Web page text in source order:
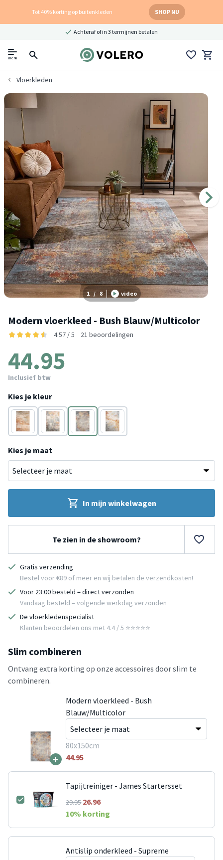
Tot 40% korting op buitenkleden SHOP NU
Achteraf of in 3 termijnen betalen
menu
Vloerkleden
1 / 8 video
Modern vloerkleed - Bush Blauw/Multicolor
4.57 / 5 21 beoordelingen
44.95
Inclusief btw
Kies je kleur
Geel TurquoiseBlauw
Blauw
Kies je maat
In mijn winkelwagen
Te zien in de showroom?
Gratis verzending
Bestel voor €89 of meer en wij betalen de verzendkosten!
Voor 23:00 besteld = direct verzonden
Vandaag besteld = volgende werkdag verzonden
De vloerkledenspecialist
Klanten beoordelen ons met 4.4 / 5 ⭐⭐⭐⭐⭐
Slim combineren
Ontvang extra korting op onze accessoires door slim te
combineren.
+
Modern vloerkleed - Bush
Blauw/Multicolor
80x150cm
44.95
Tapijtreiniger - James Startersset
29.9526.96
10% korting
Antislip onderkleed - Supreme